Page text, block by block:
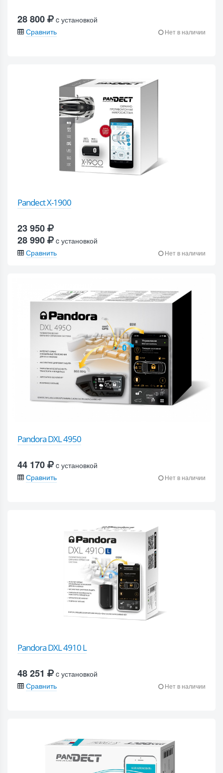
28 800
c установкой
Сравнить
Нет в наличии
Pandect X-1900
23 950
28 990
c установкой
Сравнить
Нет в наличии
Pandora DXL 4950
44 170
c установкой
Сравнить
Нет в наличии
Pandora DXL 4910 L
48 251
c установкой
Сравнить
Нет в наличии